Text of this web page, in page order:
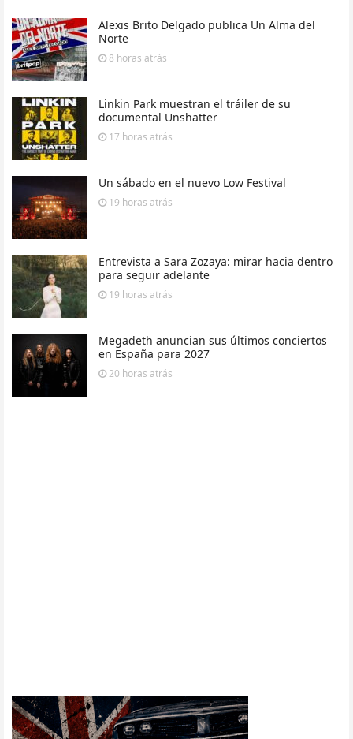
Alexis Brito Delgado publica Un Alma del
Norte
8 horas atrás
Linkin Park muestran el tráiler de su
documental Unshatter
17 horas atrás
Un sábado en el nuevo Low Festival
19 horas atrás
Entrevista a Sara Zozaya: mirar hacia dentro
para seguir adelante
19 horas atrás
Megadeth anuncian sus últimos conciertos
en España para 2027
20 horas atrás